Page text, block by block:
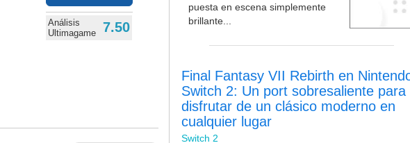
Análisis
Ultimagame
7.50
puesta en escena simplemente
brillante...
Final Fantasy VII Rebirth en
Switch 2: Un port sobresaliente para
disfrutar de un clásico moderno en
cualquier lugar
Switch 2